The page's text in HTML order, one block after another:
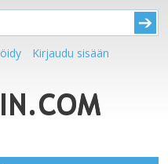
Kirjaudu sisään